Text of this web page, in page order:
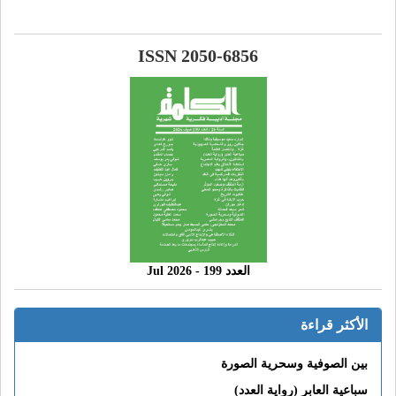
ISSN 2050-6856
العدد 199 - 2026 Jul
الأكثر قراءة
بين الصوفية وسحرية الصورة
سباعية العابر (رواية العدد)